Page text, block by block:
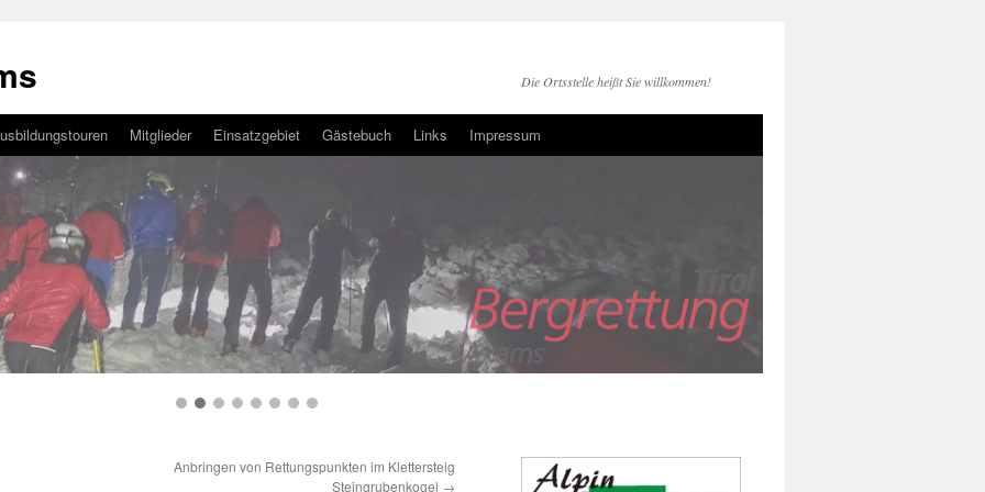
Die Ortsstelle heißt Sie willkommen!
Mitglieder Einsatzgebiet Gästebuch Links Impressum
Anbringen von Rettungspunkten im Klettersteig
Steingrubenkogel →